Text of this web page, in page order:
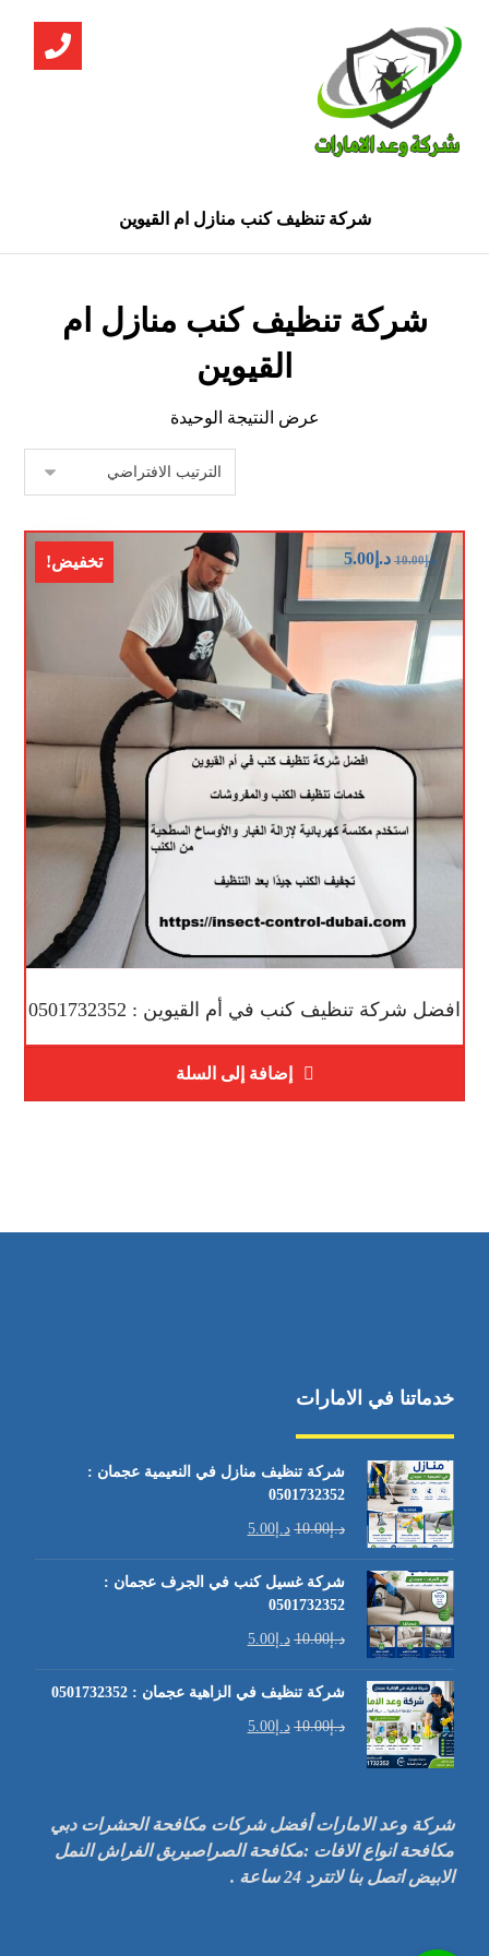
شركة تنظيف كنب منازل ام القيوين
شركة تنظيف كنب منازل ام
القيوين
عرض النتيجة الوحيدة
تخفيض!
افضل شركة تنظيف كنب في أم القيوين : 0501732352
د.إ10.00 د.إ5.00
إضافة إلى السلة
خدماتنا في الامارات
شركة تنظيف منازل في النعيمية عجمان :
0501732352
د.إ10.00 د.إ5.00
شركة غسيل كنب في الجرف عجمان :
0501732352
د.إ10.00 د.إ5.00
شركة تنظيف في الزاهية عجمان : 0501732352
د.إ10.00 د.إ5.00
شركة وعد الامارات أفضل شركات مكافحة الحشرات دبي
مكافحة انواع الافات :مكافحة الصراصيربق الفراش النمل
الابيض اتصل بنا لاتترد 24 ساعة .